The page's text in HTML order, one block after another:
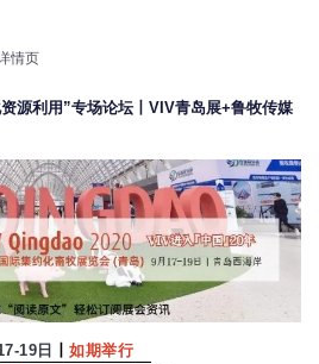
情页
源利用”专场论坛丨VIV青岛展+鲁牧传媒
19日 丨如期举行